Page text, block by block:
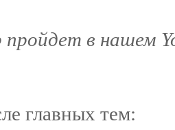
в нашем
главных тем: